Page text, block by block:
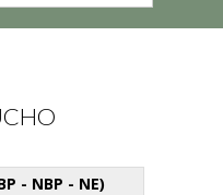
- NBP - NE)